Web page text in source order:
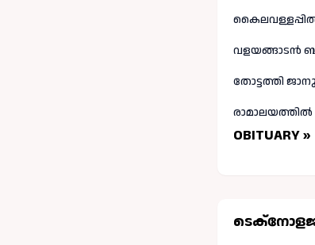
വളയങ്ങാടൻ
തോട്ടത്തി ജാനു
രാമാലയത്തിൽ
OBITUARY »